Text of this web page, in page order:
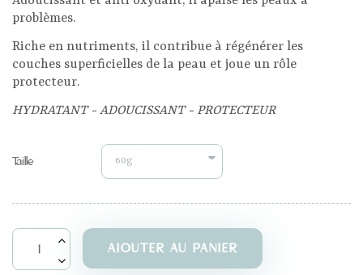
problèmes.
Riche en nutriments, il contribue à régénérer les
couches superficielles de la peau et joue un rôle
protecteur.
HYDRATANT - ADOUCISSANT - PROTECTEUR
Taille
AJOUTER AU PANIER